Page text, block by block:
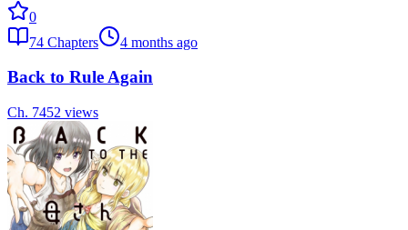
0
74 Chapters 4 months ago
Back to Rule Again
Ch. 7452 views